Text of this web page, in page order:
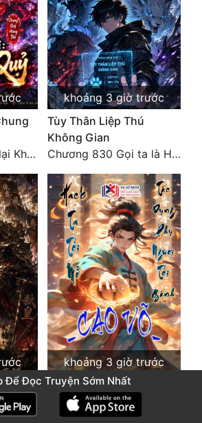
Chương 180: Gặp lại Khiên Nguyên Phượng
khoảng 3 giờ trước
Tùy Thân Liệp Thú
Không Gian
Chương 830 Gọi ta là Hòa Sa
Chính
Chương 100: Ám Thích Trên Vân Sơn
khoảng 3 giờ trước
Cao Võ: Hack Ta Tới Mở,
Tác Dụng Phụ Ngươi Tới
Gánh
Để Đọc Truyện Sớm Nhất